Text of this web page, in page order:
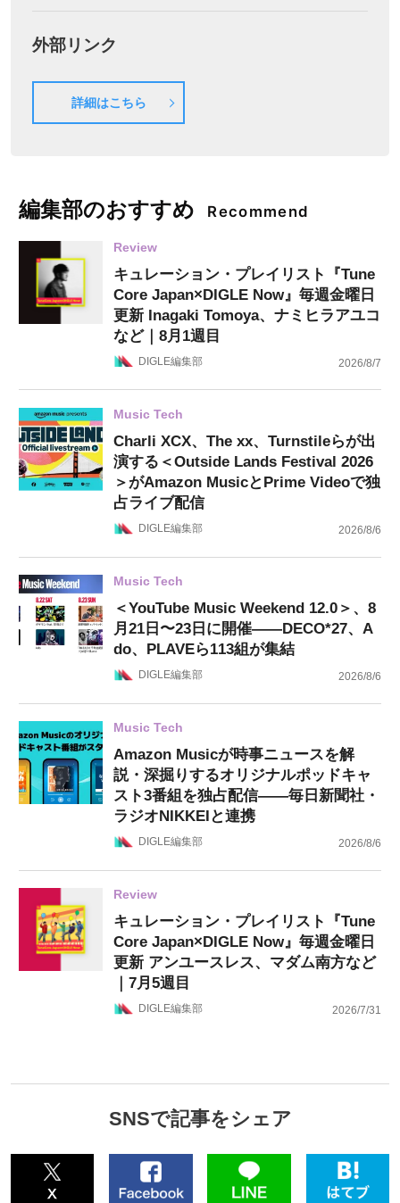
外部リンク
詳細はこちら
編集部のおすすめ Recommend
Review
キュレーション・プレイリスト『Tune
Core Japan×DIGLE Now』毎週金曜日
更新 Inagaki Tomoya、ナミヒラアユコ
など｜8月1週目
DIGLE編集部 2026/8/7
Music Tech
Charli XCX、The xx、Turnstileらが出
演する＜Outside Lands Festival 2026
＞がAmazon MusicとPrime Videoで独
占ライブ配信
DIGLE編集部 2026/8/6
Music Tech
＜YouTube Music Weekend 12.0＞、8
月21日〜23日に開催——DECO*27、A
do、PLAVEら113組が集結
DIGLE編集部 2026/8/6
Music Tech
Amazon Musicが時事ニュースを解
説・深掘りするオリジナルポッドキャ
スト3番組を独占配信——毎日新聞社・
ラジオNIKKEIと連携
DIGLE編集部 2026/8/6
Review
キュレーション・プレイリスト『Tune
Core Japan×DIGLE Now』毎週金曜日
更新 アンユースレス、マダム南方など
｜7月5週目
DIGLE編集部 2026/7/31
SNSで記事をシェア